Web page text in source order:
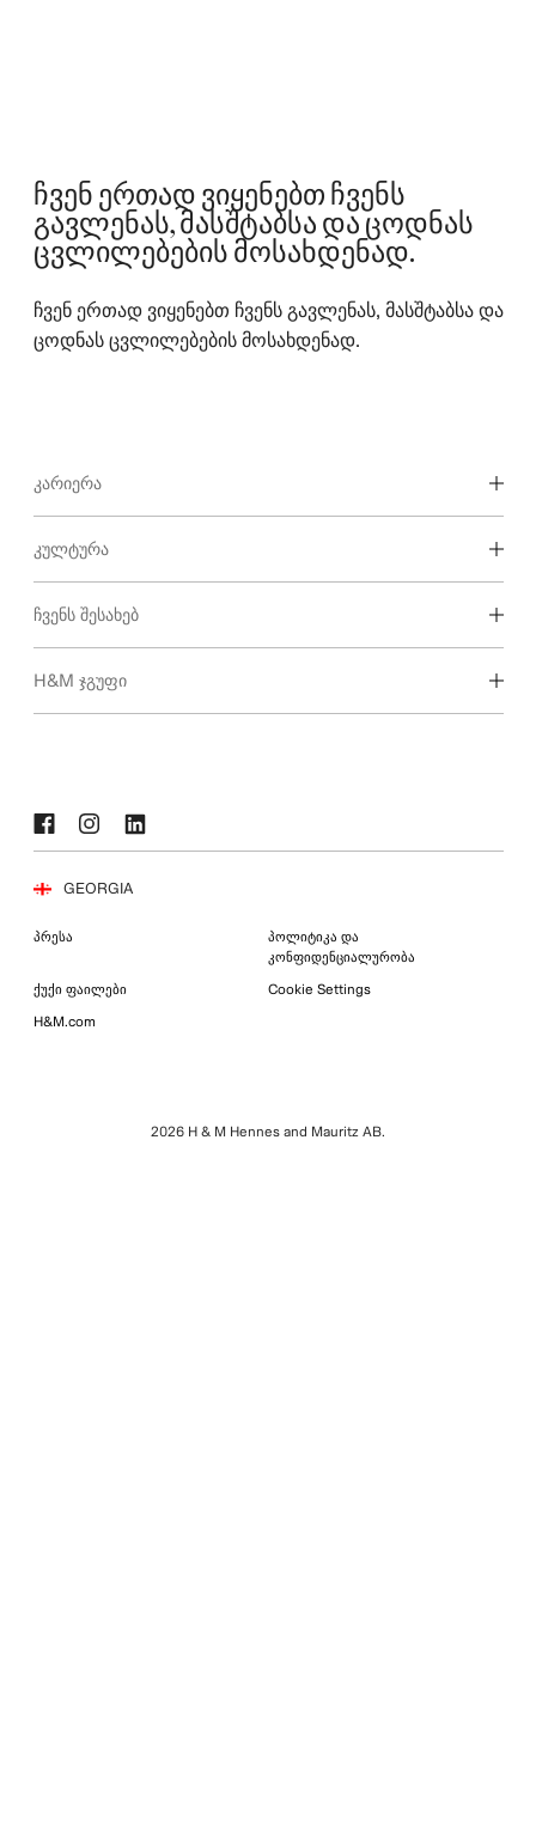
ჩვენ ერთად ვიყენებთ ჩვენს
გავლენას, მასშტაბსა და ცოდნას
ცვლილებების მოსახდენად.
ჩვენ ერთად ვიყენებთ ჩვენს გავლენას, მასშტაბსა და
ცოდნას ცვლილებების მოსახდენად.
ᲙᲐᲠᲘᲔᲠᲐ
აღმოაჩინე ჩვენი სამუშაო სფერო
ᲙᲣᲚᲢᲣᲠᲐ
ჩვენი კულტურა და ბენეფიტები
ᲩᲕᲔᲜᲡ ᲨᲔᲡᲐᲮᲔᲑ
Ვინ ვართ ჩვენ
H&M ᲯᲒᲣᲤᲘ
GEORGIA
პრესა
პოლიტიკა და
კონფიდენციალურობა
ქუქი ფაილები Cookie Settings
H&M.com
2026 H & M Hennes and Mauritz AB.